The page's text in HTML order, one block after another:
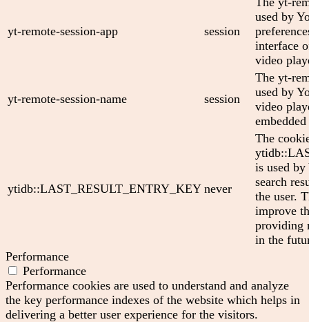
yt-remote-session-app session
used by
interface
video
yt-remote-session-name session
The yt-
used by
video
ytidb::LAST_RESULT_ENTRY_KEY never
The
is used by
search
the user.
improve
providing
in the
Performance
Performance
Performance cookies are used to understand and analyze
the key performance indexes of the website which helps in
delivering a better user experience for the visitors.